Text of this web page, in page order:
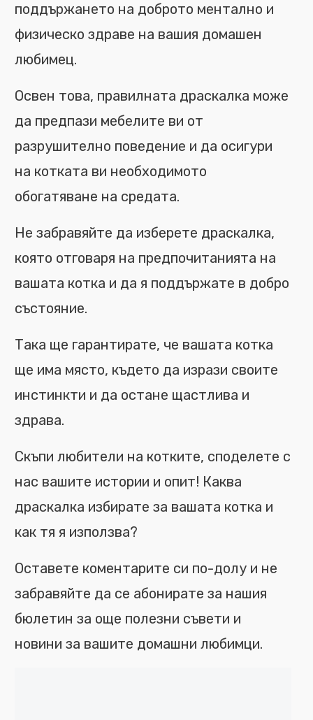
поддържането на доброто ментално и
физическо здраве на вашия домашен
любимец.
Освен това, правилната драскалка може
да предпази мебелите ви от
разрушително поведение и да осигури
на котката ви необходимото
обогатяване на средата.
Не забравяйте да изберете драскалка,
която отговаря на предпочитанията на
вашата котка и да я поддържате в добро
състояние.
Така ще гарантирате, че вашата котка
ще има място, където да изрази своите
инстинкти и да остане щастлива и
здрава.
Скъпи любители на котките, споделете с
нас вашите истории и опит! Каква
драскалка избирате за вашата котка и
как тя я използва?
Оставете коментарите си по-долу и не
забравяйте да се абонирате за нашия
бюлетин за още полезни съвети и
новини за вашите домашни любимци.